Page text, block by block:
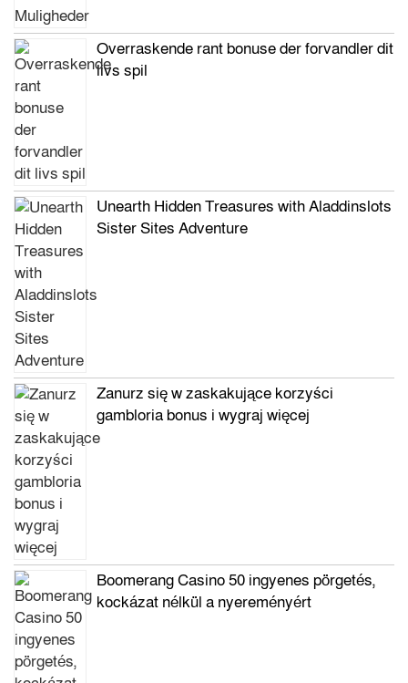
Overraskende rant bonuse der forvandler dit
livs spil
Unearth Hidden Treasures with Aladdinslots
Sister Sites Adventure
Zanurz się w zaskakujące korzyści
gambloria bonus i wygraj więcej
Boomerang Casino 50 ingyenes pörgetés,
kockázat nélkül a nyereményért